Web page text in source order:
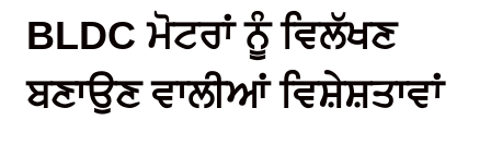
BLDC ਮੋਟਰਾਂ ਨੂੰ ਵਿਲੱਖਣ
ਬਣਾਉਣ ਵਾਲੀਆਂ ਵਿਸ਼ੇਸ਼ਤਾਵਾਂ